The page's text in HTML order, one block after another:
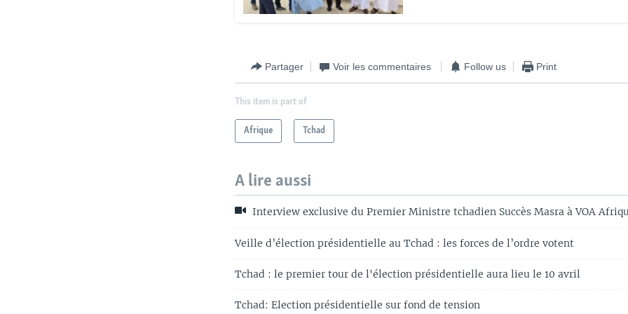
Partager Voir les commentaires Follow us Print
This item is part of
Afrique Tchad
A lire aussi
Interview exclusive du Premier Ministre tchadien Succès Masra à VOA
Veille d’élection présidentielle au Tchad : les forces de l’ordre votent
Tchad : le premier tour de l'élection présidentielle aura lieu le 10 avril
Tchad: Election présidentielle sur fond de tension